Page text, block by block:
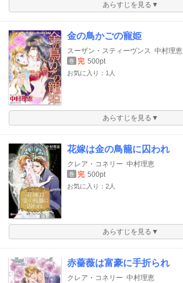
あらすじを見る▼
金の鳥かごの寵姫
スーザン・スティーヴンス 中村理恵
巻 完 500pt
お気に入り：1人
あらすじを見る▼
花嫁は金の鳥籠に囚われ
クレア・コネリー 中村理恵
巻 完 500pt
お気に入り：2人
あらすじを見る▼
赤薔薇は富豪に手折られ
クレア・コネリー 中村理恵